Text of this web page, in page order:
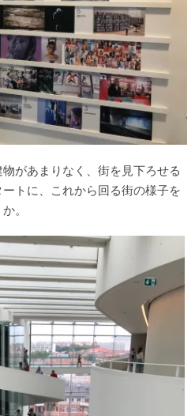
があまりなく、街を見下ろせる
トに、これから回る街の様子を
。